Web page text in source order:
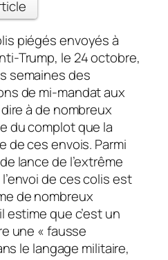
piégés envoyés à
Trump, le 24 octobre,
semaines des
de mi-mandat aux
à de nombreux
du complot que la
de ces envois. Parmi
lance de l’extrême
de ces colis est
de nombreux
que c’est un
une « fausse
le langage militaire,